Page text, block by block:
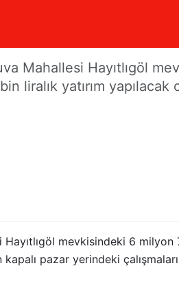
Ediyor
Mahallesi Hayıtlıgöl
liralık yatırım yapılacak
mevkisindeki 6 milyon
pazar yerindeki